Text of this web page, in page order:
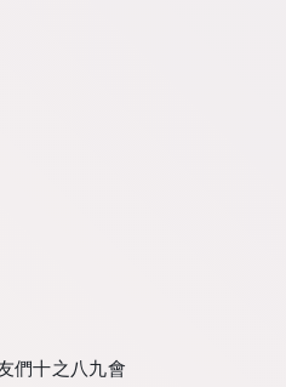
們十之八九會